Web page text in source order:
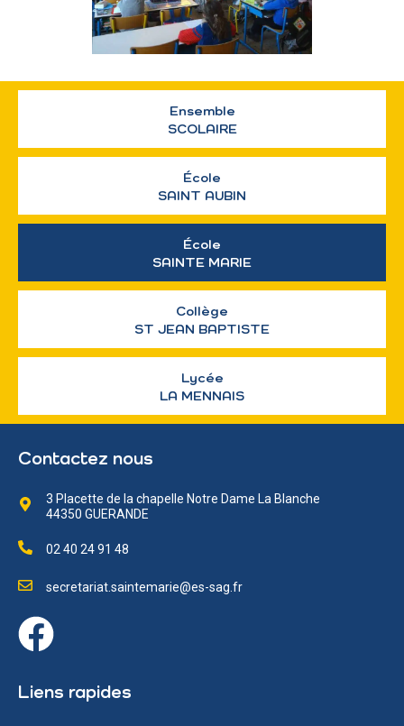
Ensemble
SCOLAIRE
École
SAINT AUBIN
École
SAINTE MARIE
Collège
ST JEAN BAPTISTE
Lycée
LA MENNAIS
Contactez nous
3 Placette de la chapelle Notre Dame La Blanche
44350 GUERANDE
02 40 24 91 48
secretariat.saintemarie@es-sag.fr
Liens rapides